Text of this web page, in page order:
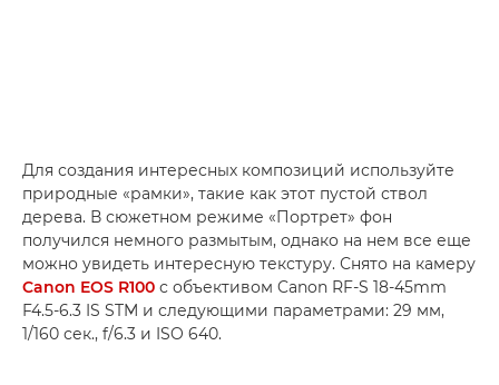
Для создания интересных композиций используйте
природные «рамки», такие как этот пустой ствол
дерева. В сюжетном режиме «Портрет» фон
получился немного размытым, однако на нем все еще
можно увидеть интересную текстуру. Снято на камеру
Canon EOS R100 с объективом Canon RF-S 18-45mm
F4.5-6.3 IS STM и следующими параметрами: 29 мм,
1/160 сек., f/6.3 и ISO 640.